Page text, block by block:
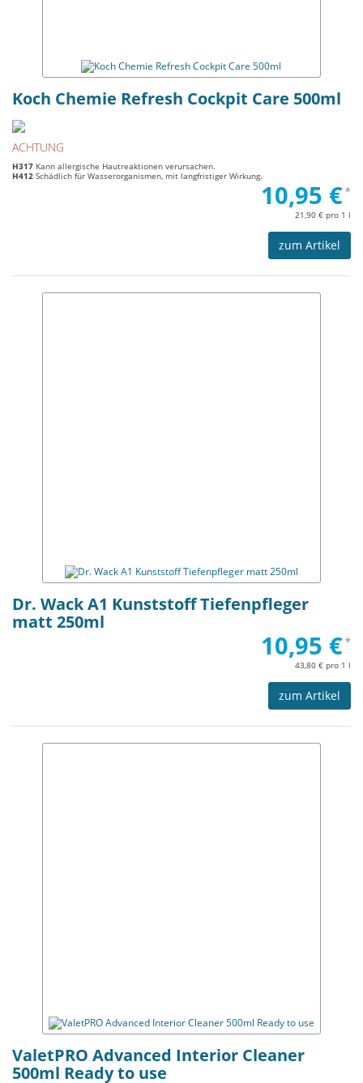
Koch Chemie Refresh Cockpit Care 500ml
ACHTUNG
H317 Kann allergische Hautreaktionen verursachen.
H412 Schädlich für Wasserorganismen, mit langfristiger Wirkung.
10,95 €*
21,90 € pro 1 l
zum Artikel
Dr. Wack A1 Kunststoff Tiefenpfleger
matt 250ml
10,95 €*
43,80 € pro 1 l
zum Artikel
ValetPRO Advanced Interior Cleaner
500ml Ready to use